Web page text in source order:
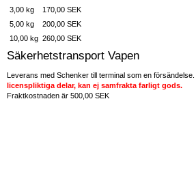
3,00 kg
170,00 SEK
5,00 kg
200,00 SEK
10,00 kg 260,00 SEK
Säkerhetstransport Vapen
Leverans med Schenker till terminal som en försändelse.
licenspliktiga delar, kan ej samfrakta farligt gods.
Fraktkostnaden är 500,00 SEK